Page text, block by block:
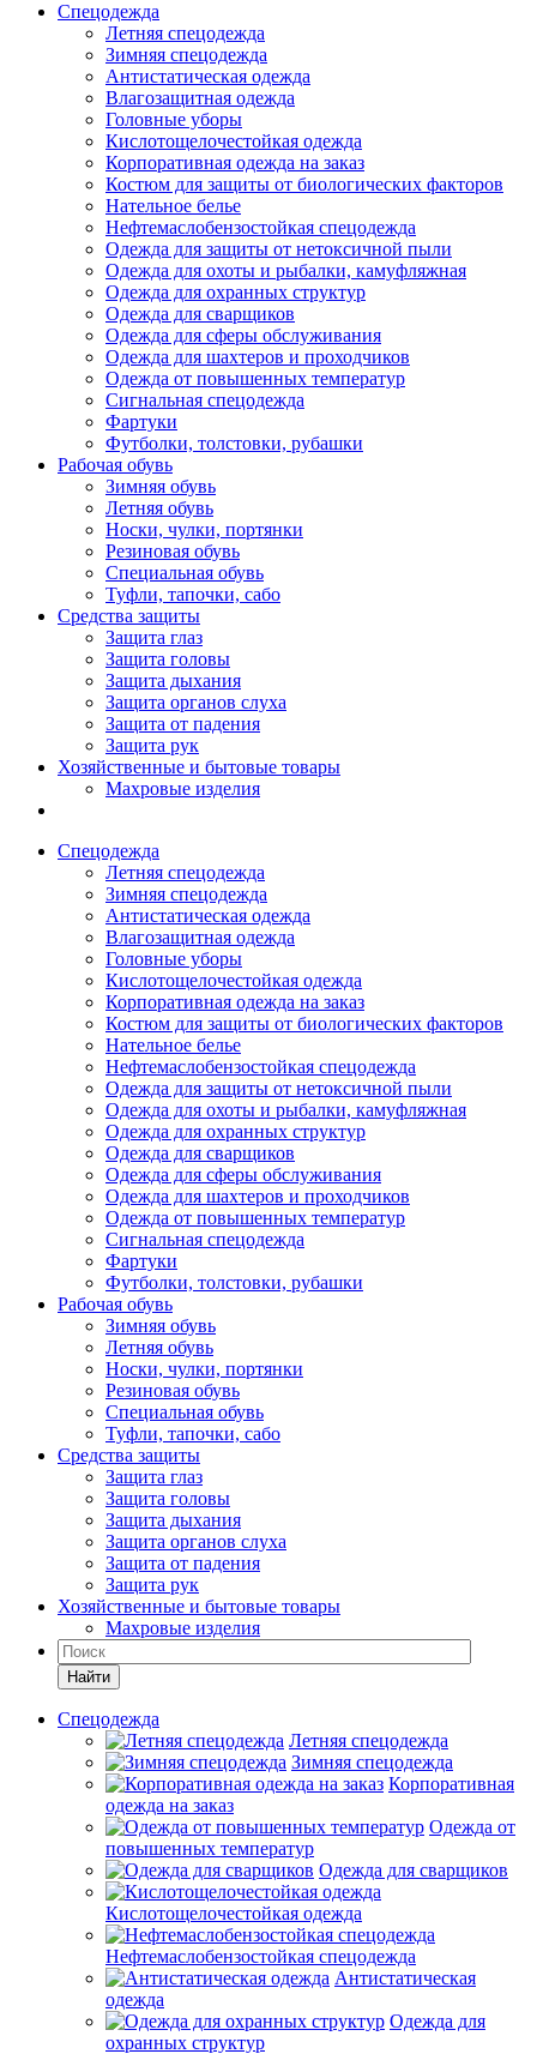
Спецодежда
Летняя спецодежда
Зимняя спецодежда
Антистатическая одежда
Влагозащитная одежда
Головные уборы
Кислотощелочестойкая одежда
Корпоративная одежда на заказ
Костюм для защиты от биологических факторов
Нательное белье
Нефтемаслобензостойкая спецодежда
Одежда для защиты от нетоксичной пыли
Одежда для охоты и рыбалки, камуфляжная
Одежда для охранных структур
Одежда для сварщиков
Одежда для сферы обслуживания
Одежда для шахтеров и проходчиков
Одежда от повышенных температур
Сигнальная спецодежда
Фартуки
Футболки, толстовки, рубашки
Рабочая обувь
Зимняя обувь
Летняя обувь
Носки, чулки, портянки
Резиновая обувь
Специальная обувь
Туфли, тапочки, сабо
Средства защиты
Защита глаз
Защита головы
Защита дыхания
Защита органов слуха
Защита от падения
Защита рук
Хозяйственные и бытовые товары
Махровые изделия
Спецодежда
Летняя спецодежда
Зимняя спецодежда
Антистатическая одежда
Влагозащитная одежда
Головные уборы
Кислотощелочестойкая одежда
Корпоративная одежда на заказ
Костюм для защиты от биологических факторов
Нательное белье
Нефтемаслобензостойкая спецодежда
Одежда для защиты от нетоксичной пыли
Одежда для охоты и рыбалки, камуфляжная
Одежда для охранных структур
Одежда для сварщиков
Одежда для сферы обслуживания
Одежда для шахтеров и проходчиков
Одежда от повышенных температур
Сигнальная спецодежда
Фартуки
Футболки, толстовки, рубашки
Рабочая обувь
Зимняя обувь
Летняя обувь
Носки, чулки, портянки
Резиновая обувь
Специальная обувь
Туфли, тапочки, сабо
Средства защиты
Защита глаз
Защита головы
Защита дыхания
Защита органов слуха
Защита от падения
Защита рук
Хозяйственные и бытовые товары
Махровые изделия
Найти
Спецодежда
Летняя спецодежда
Зимняя спецодежда
Корпоративная
одежда на заказ
Одежда от
повышенных температур
Одежда для сварщиков
Кислотощелочестойкая одежда
Нефтемаслобензостойкая спецодежда
Антистатическая
одежда
Одежда для
охранных структур